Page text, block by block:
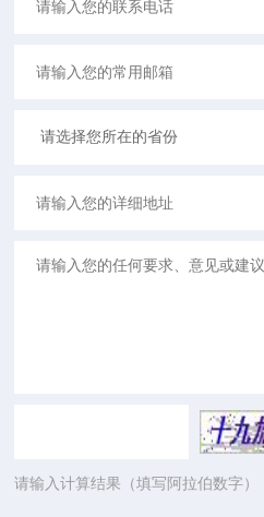
请输入计算结果（填写阿拉伯数字）